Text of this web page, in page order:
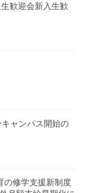
歓迎会新入生歓
キャンパス開始の
の修学支援新制度